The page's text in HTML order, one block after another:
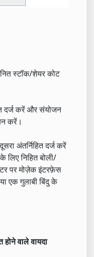
स्टॉक/शेयर कोट
दर्ज करें और संयोजन
करें।
अंतर्निहित दर्ज करें
निहित बोली/
पर मोज़ेक इंटरफ़ेस
एक गुलाबी बिंदु के
वाले वायदा